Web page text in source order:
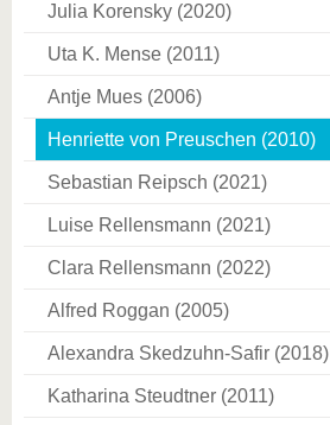
Julia Korensky (2020)
Uta K. Mense (2011)
Antje Mues (2006)
Henriette von Preuschen (2010)
Sebastian Reipsch (2021)
Luise Rellensmann (2021)
Clara Rellensmann (2022)
Alfred Roggan (2005)
Alexandra Skedzuhn-Safir (2018)
Katharina Steudtner (2011)